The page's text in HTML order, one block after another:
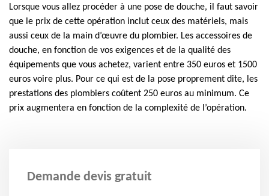
Lorsque vous allez procéder à une pose de douche, il faut savoir
que le prix de cette opération inclut ceux des matériels, mais
aussi ceux de la main d’œuvre du plombier. Les accessoires de
douche, en fonction de vos exigences et de la qualité des
équipements que vous achetez, varient entre 350 euros et 1500
euros voire plus. Pour ce qui est de la pose proprement dite, les
prestations des plombiers coûtent 250 euros au minimum. Ce
prix augmentera en fonction de la complexité de l’opération.
Demande devis gratuit